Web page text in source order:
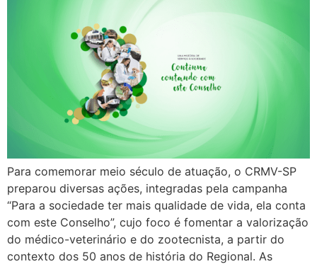
Para comemorar meio século de atuação, o CRMV-SP
preparou diversas ações, integradas pela campanha
“Para a sociedade ter mais qualidade de vida, ela conta
com este Conselho”, cujo foco é fomentar a valorização
do médico-veterinário e do zootecnista, a partir do
contexto dos 50 anos de história do Regional. As